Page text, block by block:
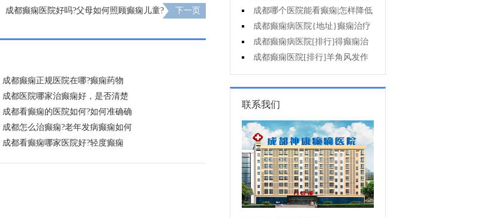
成都癫痫医院好吗?父母如何照顾癫痫儿童? 下一页
​成都癫痫正规医院在哪?癫痫药物
成都医院哪家治癫痫好，是否清楚
成都看癫痫的医院如何?如何准确确
成都怎么治癫痫?老年发病癫痫如何
​成都看癫痫哪家医院好?轻度癫痫
的治疗要注意什么?
成都哪个医院能看癫痫|怎样降低
癫痫遗传风险?
成都癫痫病医院{地址}癫痫治疗
中为什么还是犯病?
成都癫痫病医院[排行]得癫痫治
不好是为什么?
成都癫痫医院[排行]羊角风发作
有哪些危害?
联系我们